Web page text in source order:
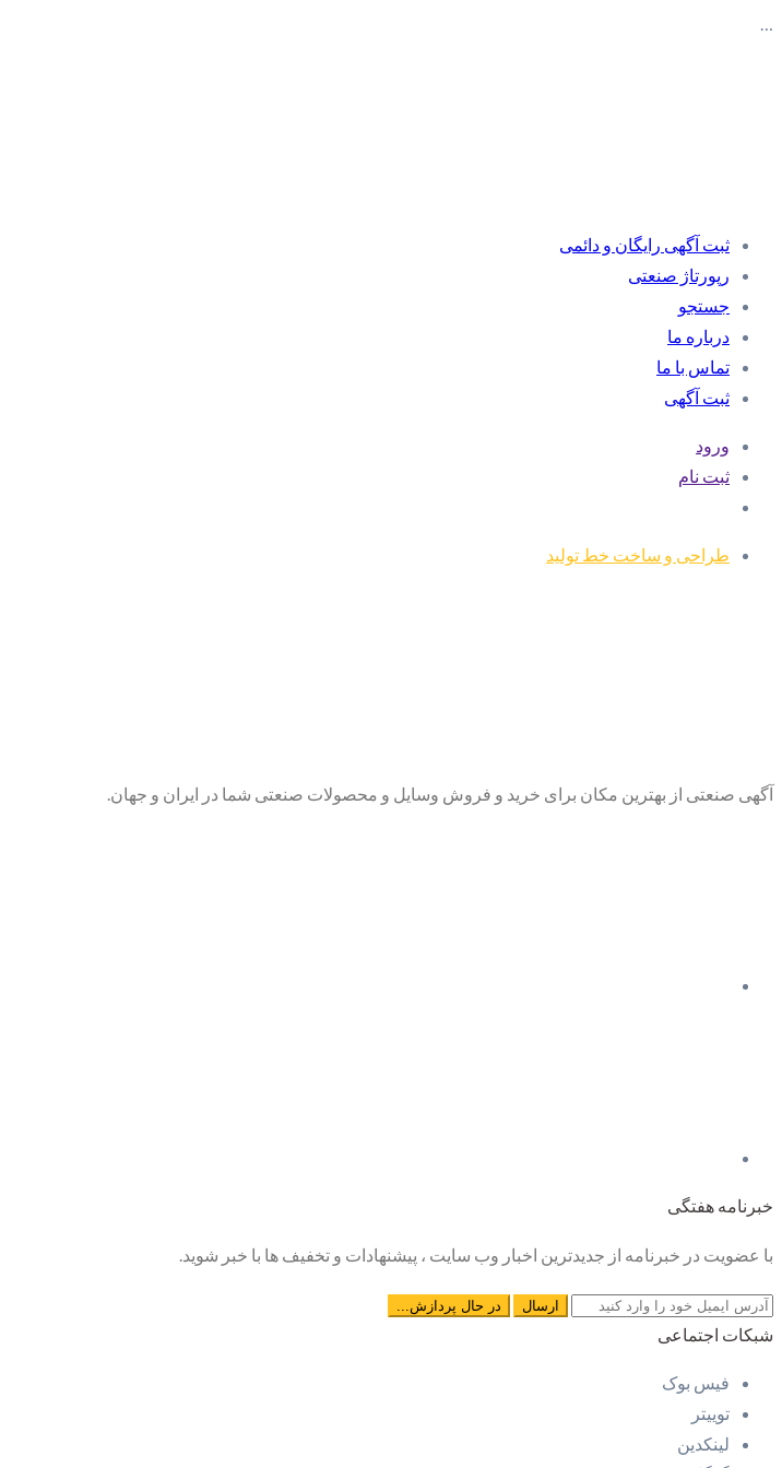
…
ثبت آگهی رایگان و دائمی
رپورتاژ صنعتی
جستجو
درباره ما
تماس با ما
ثبت آگهی
ورود
ثبت نام
طراحی و ساخت خط تولید
آگهی صنعتی از بهترین مکان برای خرید و فروش وسایل و محصولات صنعتی شما در ایران و جهان.
خبرنامه هفتگی
با عضویت در خبرنامه از جدیدترین اخبار وب سایت ، پیشنهادات و تخفیف ها با خبر شوید.
شبکات اجتماعی
فیس بوک
توییتر
لینکدین